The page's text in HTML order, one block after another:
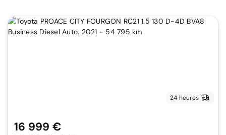
24 heures
16 999 €